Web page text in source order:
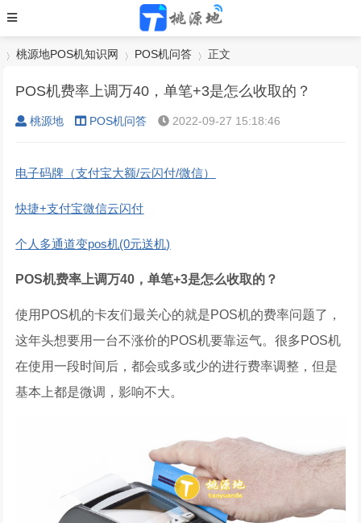
桃源地POS机知识网
›
POS机问答
›
正文
POS机费率上调万40，单笔+3是怎么收取的？
桃源地 POS机问答 2022-09-27 15:18:46
电子码牌（支付宝大额/云闪付/微信）
快捷+支付宝微信云闪付
个人多通道变pos机(0元送机)
POS机费率上调万40，单笔+3是怎么收取的？
使用POS机的卡友们最关心的就是POS机的费率问题了，
这年头想要用一台不涨价的POS机要靠运气。很多POS机
在使用一段时间后，都会或多或少的进行费率调整，但是
基本上都是微调，影响不大。